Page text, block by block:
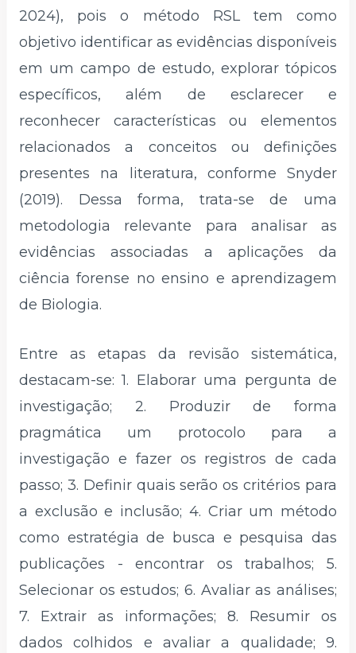
2024), pois o método RSL tem como
objetivo identificar as evidências disponíveis
em um campo de estudo, explorar tópicos
específicos, além de esclarecer e
reconhecer características ou elementos
relacionados a conceitos ou definições
presentes na literatura, conforme Snyder
(2019). Dessa forma, trata-se de uma
metodologia relevante para analisar as
evidências associadas a aplicações da
ciência forense no ensino e aprendizagem
de Biologia.
Entre as etapas da revisão sistemática,
destacam-se: 1. Elaborar uma pergunta de
investigação; 2. Produzir de forma
pragmática um protocolo para a
investigação e fazer os registros de cada
passo; 3. Definir quais serão os critérios para
a exclusão e inclusão; 4. Criar um método
como estratégia de busca e pesquisa das
publicações - encontrar os trabalhos; 5.
Selecionar os estudos; 6. Avaliar as análises;
7. Extrair as informações; 8. Resumir os
dados colhidos e avaliar a qualidade; 9.